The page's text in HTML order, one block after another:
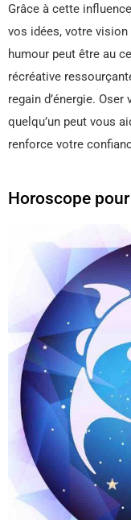
Grâce à cette
vos idées, votre
humour peut être au
récréative
regain d’énergie.
quelqu’un peut vous
renforce votre
Horoscope